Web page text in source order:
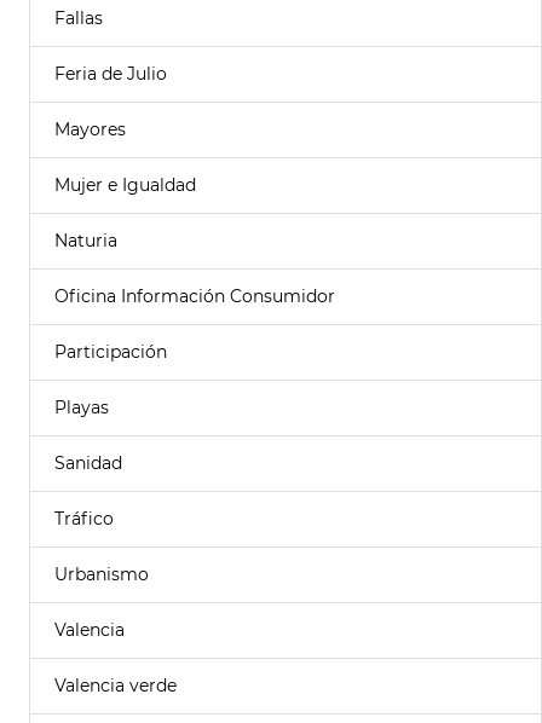
Fallas
Feria de Julio
Mayores
Mujer e Igualdad
Naturia
Oficina Información Consumidor
Participación
Playas
Sanidad
Tráfico
Urbanismo
Valencia
Valencia verde